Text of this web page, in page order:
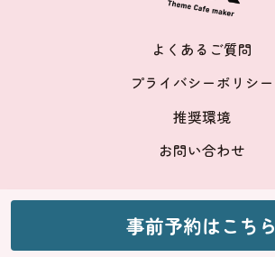
よくあるご質問
プライバシーポリシー
推奨環境
お問い合わせ
事前予約はこちら